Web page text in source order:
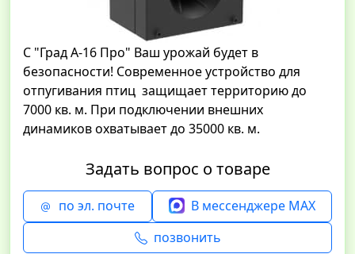
С "Град А-16 Про" Ваш урожай будет в
безопасности! Современное устройство для
отпугивания птиц защищает территорию до
7000 кв. м. При подключении внешних
динамиков охватывает до 35000 кв. м.
Задать вопрос о товаре
по эл. почте
В мессенджере MAX
позвонить